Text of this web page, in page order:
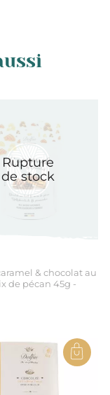
Rupture
de stock
& chocolat au
de pécan 45g -